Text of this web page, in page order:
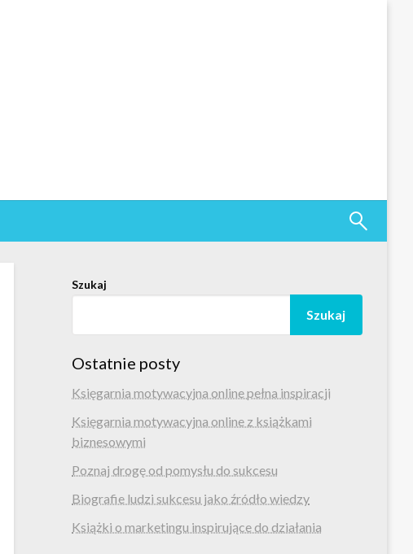
Szukaj
Szukaj
Ostatnie posty
Księgarnia motywacyjna online pełna inspiracji
Księgarnia motywacyjna online z książkami
biznesowymi
Poznaj drogę od pomysłu do sukcesu
Biografie ludzi sukcesu jako źródło wiedzy
Książki o marketingu inspirujące do działania